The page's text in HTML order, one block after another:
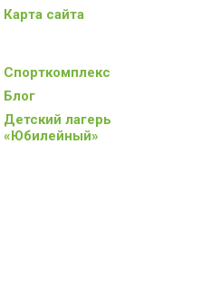
Карта сайта
Спорткомплекс
Блог
Детский лагерь
«Юбилейный»